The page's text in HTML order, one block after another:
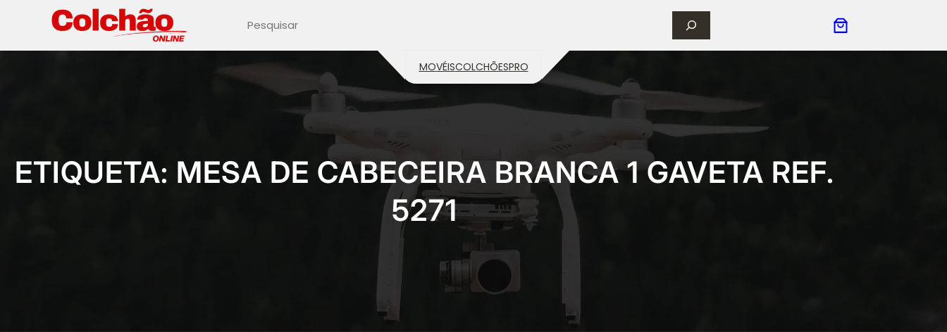
a
MOVÉISCOLCHÕESPRO
ETIQUETA: MESA DE CABECEIRA BRANCA 1 GAVETA REF.
5271